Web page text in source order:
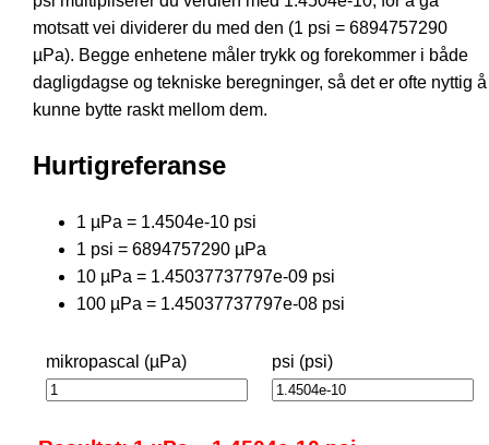
motsatt vei dividerer du med den (1 psi = 6894757290
µPa). Begge enhetene måler trykk og forekommer i både
dagligdagse og tekniske beregninger, så det er ofte nyttig å
kunne bytte raskt mellom dem.
Hurtigreferanse
1 µPa = 1.4504e-10 psi
1 psi = 6894757290 µPa
10 µPa = 1.45037737797e-09 psi
100 µPa = 1.45037737797e-08 psi
mikropascal (µPa) psi (psi)